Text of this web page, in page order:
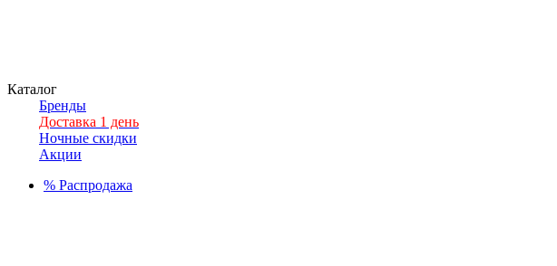
Каталог
Бренды
Доставка 1 день
Ночные скидки
Акции
% Распродажа